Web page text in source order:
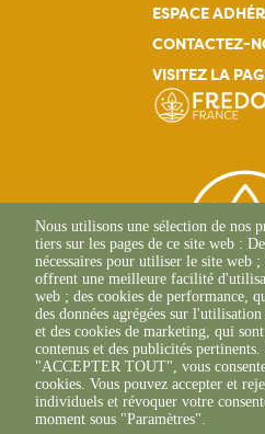
ESPACE
CONTACTEZ-
VISITEZ LA
2 Allée Du
69800
+33(0)4 37
Nous utilisons une sélection de nos
tiers sur les pages de ce site web :
nécessaires pour utiliser le site web
offrent une meilleure facilité
web ; des cookies de performance,
des données agrégées sur
et des cookies de marketing, qui
contenus et des publicités pertinents.
"ACCEPTER TOUT", vous
cookies. Vous pouvez accepter et
individuels et révoquer votre
moment sous "Paramètres".